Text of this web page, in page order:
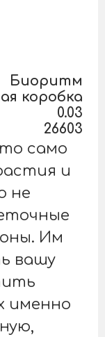
Биоритм
коробка
0.03
26603
само
и
не
Им
вашу
именно